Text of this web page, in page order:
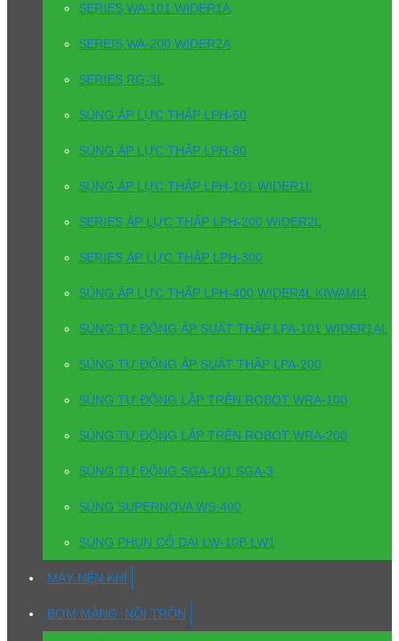
SERIES WA-101 WIDER1A
SEREIS WA-200 WIDER2A
SERIES RG-3L
SÚNG ÁP LỰC THẤP LPH-50
SÚNG ÁP LỰC THẤP LPH-80
SÚNG ÁP LỰC THẤP LPH-101 WIDER1L
SERIES ÁP LỰC THẤP LPH-200 WIDER2L
SERIES ÁP LỰC THẤP LPH-300
SÚNG ÁP LỰC THẤP LPH-400 WIDER4L KIWAMI4
SÚNG TỰ ĐỘNG ÁP SUẤT THẤP LPA-101 WIDER1AL
SÚNG TỰ ĐỘNG ÁP SUẤT THẤP LPA-200
SÚNG TỰ ĐỘNG LẮP TRÊN ROBOT WRA-100
SÚNG TỰ ĐỘNG LẮP TRÊN ROBOT WRA-200
SÚNG TỰ ĐỘNG SGA-101 SGA-3
SÚNG SUPERNOVA WS-400
SÚNG PHUN CỔ DÀI LW-10B LW1
MÁY NÉN KHÍ
BƠM MÀNG, NỒI TRỘN